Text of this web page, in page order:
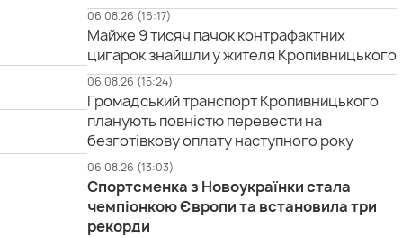
06.08.26 (16:17)
Майже 9 тисяч пачок контрафактних
цигарок знайшли у жителя Кропивницького
06.08.26 (15:24)
Громадський транспорт Кропивницького
планують повністю перевести на
безготівкову оплату наступного року
06.08.26 (13:03)
Спортсменка з Новоукраїнки стала
чемпіонкою Європи та встановила три
рекорди